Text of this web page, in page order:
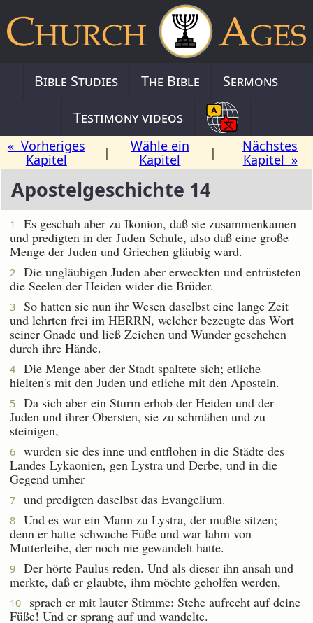
Bible Studies The Bible
Sermons
Testimony videos
« Vorheriges
Kapitel
|
Wähle ein
Kapitel
|
Nächstes
Kapitel »
Apostelgeschichte 14
1
Es geschah aber zu Ikonion, daß sie zusammenkamen
und predigten in der Juden Schule, also daß eine große
Menge der Juden und Griechen gläubig ward.
2
Die ungläubigen Juden aber erweckten und entrüsteten
die Seelen der Heiden wider die Brüder.
3
So hatten sie nun ihr Wesen daselbst eine lange Zeit
und lehrten frei im HERRN, welcher bezeugte das Wort
seiner Gnade und ließ Zeichen und Wunder geschehen
durch ihre Hände.
4
Die Menge aber der Stadt spaltete sich; etliche
hielten's mit den Juden und etliche mit den Aposteln.
5
Da sich aber ein Sturm erhob der Heiden und der
Juden und ihrer Obersten, sie zu schmähen und zu
steinigen,
6
wurden sie des inne und entflohen in die Städte des
Landes Lykaonien, gen Lystra und Derbe, und in die
Gegend umher
7 und predigten daselbst das Evangelium.
8
Und es war ein Mann zu Lystra, der mußte sitzen;
denn er hatte schwache Füße und war lahm von
Mutterleibe, der noch nie gewandelt hatte.
9
Der hörte Paulus reden. Und als dieser ihn ansah und
merkte, daß er glaubte, ihm möchte geholfen werden,
10
sprach er mit lauter Stimme: Stehe aufrecht auf deine
Füße! Und er sprang auf und wandelte.